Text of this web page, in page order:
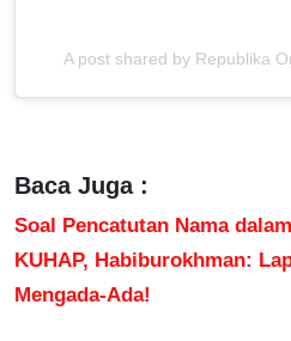
A post shared by Republika
Baca Juga :
Soal Pencatutan Nama
KUHAP, Habiburokhman:
Mengada-Ada!